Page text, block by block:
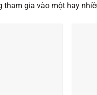
gia vào một hay